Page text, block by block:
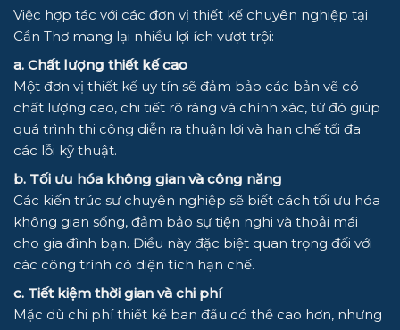
Việc hợp tác với các đơn vị thiết kế chuyên nghiệp tại
Cần Thơ mang lại nhiều lợi ích vượt trội:
a. Chất lượng thiết kế cao
Một đơn vị thiết kế uy tín sẽ đảm bảo các bản vẽ có
chất lượng cao, chi tiết rõ ràng và chính xác, từ đó giúp
quá trình thi công diễn ra thuận lợi và hạn chế tối đa
các lỗi kỹ thuật.
b. Tối ưu hóa không gian và công năng
Các kiến trúc sư chuyên nghiệp sẽ biết cách tối ưu hóa
không gian sống, đảm bảo sự tiện nghi và thoải mái
cho gia đình bạn. Điều này đặc biệt quan trọng đối với
các công trình có diện tích hạn chế.
c. Tiết kiệm thời gian và chi phí
Mặc dù chi phí thiết kế ban đầu có thể cao hơn, nhưng